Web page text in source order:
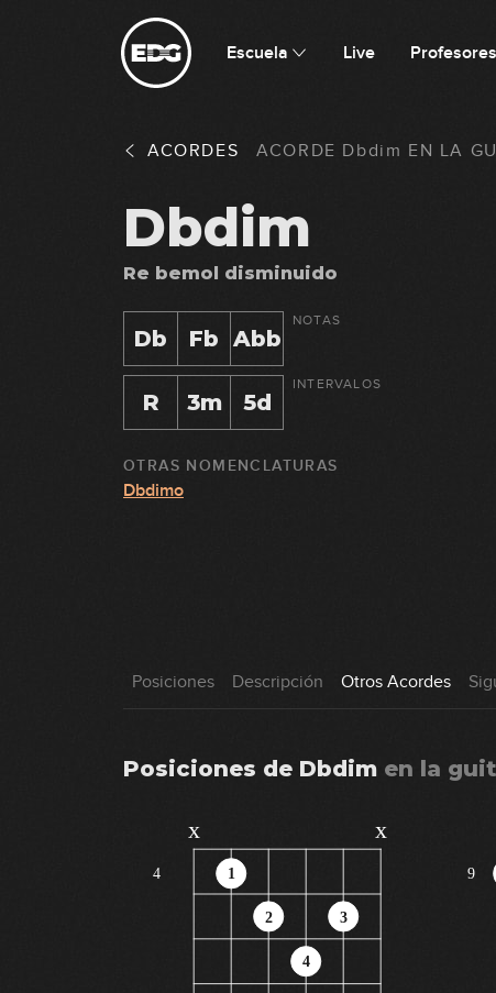
Escuela Live Profesores
ACORDES ACORDE Dbdim EN LA
Dbdim
Re bemol disminuido
Db Fb Abb
NOTAS
R 3m 5d
INTERVALOS
OTRAS NOMENCLATURAS
Dbdimo
Posiciones Descripción Otros Acordes
Posiciones de Dbdim en la
4
x
1
2
4
3
x
9